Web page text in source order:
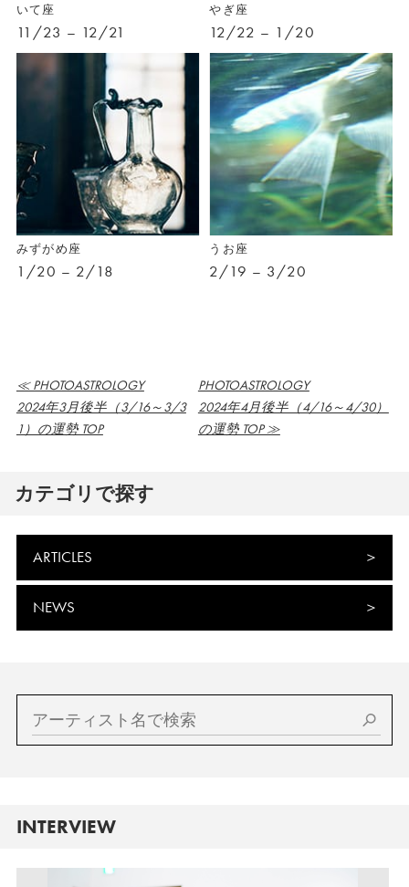
いて座
11/23 – 12/21
やぎ座
12/22 – 1/20
みずがめ座
1/20 – 2/18
うお座
2/19 – 3/20
≪ PHOTOASTROLOGY
2024年3月後半（3/16～3/3
1）の運勢 TOP
PHOTOASTROLOGY
2024年4月後半（4/16～4/30）
の運勢 TOP ≫
カテゴリで探す
ARTICLES
NEWS
INTERVIEW